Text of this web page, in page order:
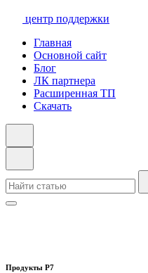
центр поддержки
Главная
Основной сайт
Блог
ЛК партнера
Расширенная ТП
Скачать
Продукты Р7